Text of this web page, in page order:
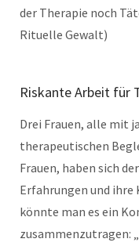
der Therapie noch
Rituelle Gewalt)
Riskante Arbeit für
Drei Frauen, alle mit
therapeutischen
Frauen, haben sich
Erfahrungen und ihre
könnte man es ein
zusammenzutragen: